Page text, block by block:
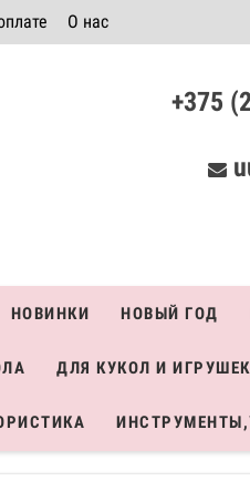
О нас
+375
НОВИНКИ НОВЫЙ ГОД
ДЛЯ КУКОЛ И ИГРУШЕК